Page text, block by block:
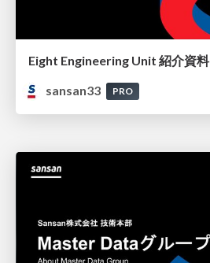
Eight Engineering Unit 紹介資料
sansan33
PRO